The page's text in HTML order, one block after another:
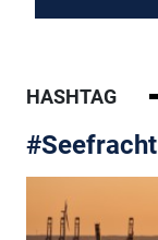
HASHTAG
#Seefracht